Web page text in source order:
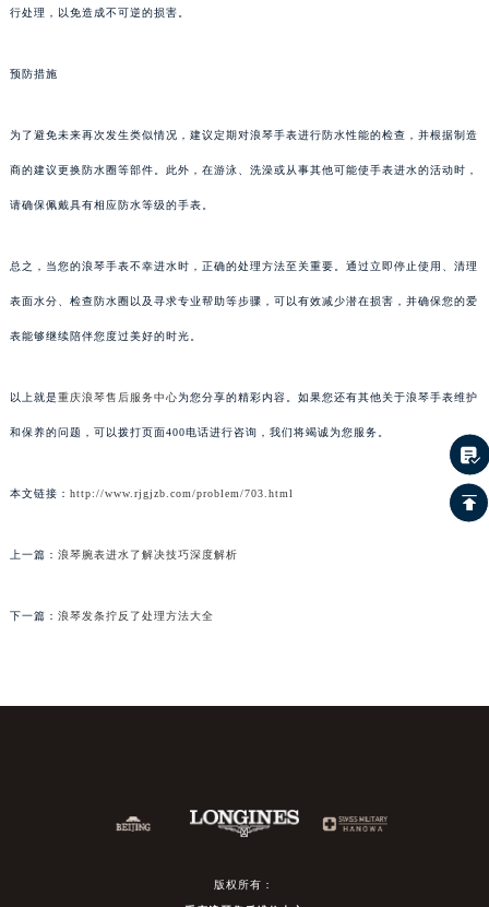
行处理，以免造成不可逆的损害。
预防措施
为了避免未来再次发生类似情况，建议定期对浪琴手表进行防水性能的检查，并根据制造
商的建议更换防水圈等部件。此外，在游泳、洗澡或从事其他可能使手表进水的活动时，
请确保佩戴具有相应防水等级的手表。
总之，当您的浪琴手表不幸进水时，正确的处理方法至关重要。通过立即停止使用、清理
表面水分、检查防水圈以及寻求专业帮助等步骤，可以有效减少潜在损害，并确保您的爱
表能够继续陪伴您度过美好的时光。
以上就是重庆浪琴售后服务中心为您分享的精彩内容。如果您还有其他关于浪琴手表维护
和保养的问题，可以拨打页面400电话进行咨询，我们将竭诚为您服务。
本文链接： http://www.rjgjzb.com/problem/703.html
上一篇： 浪琴腕表进水了解决技巧深度解析
下一篇： 浪琴发条拧反了处理方法大全
版权所有：